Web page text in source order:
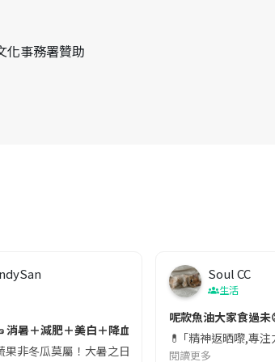
化事務署贊助
🚨
身行李中的行動電源。一名旅客日前在機場安檢
暑＋減肥＋美白＋降血脂
果非冬瓜莫屬！大暑之日，點都要飲碗冬瓜湯消暑
Soul CC
生活
呢款魚油大家食過未
💊 ｢精神返晒嚟,專
閱讀更多